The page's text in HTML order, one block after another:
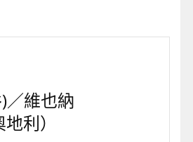
／維也納
利）